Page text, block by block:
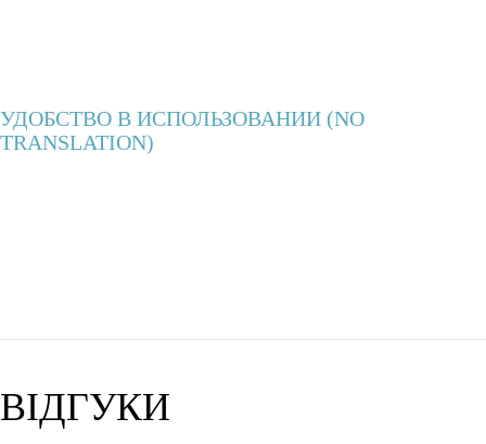
УДОБСТВО В ИСПОЛЬЗОВАНИИ (NO
TRANSLATION)
ВІДГУКИ